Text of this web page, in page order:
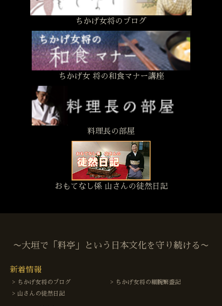
ちかげ女将のブログ
ちかげ女 将の和食マナー講座
料理長の部屋
おもてなし係 山さんの徒然日記
〜大垣で「料亭」という日本文化を守り続ける〜
新着情報
ちかげ女将のブログ
ちかげ女将の細腕繁盛記
山さんの徒然日記